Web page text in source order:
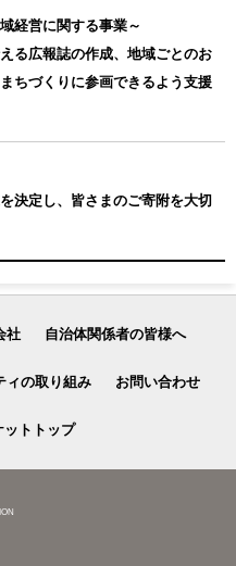
経営に関する事業～
る広報誌の作成、地域ごとのお
ちづくりに参画できるよう支援
決定し、皆さまのご寄附を大切
社 自治体関係者の皆様へ
ィの取り組み お問い合わせ
ットトップ